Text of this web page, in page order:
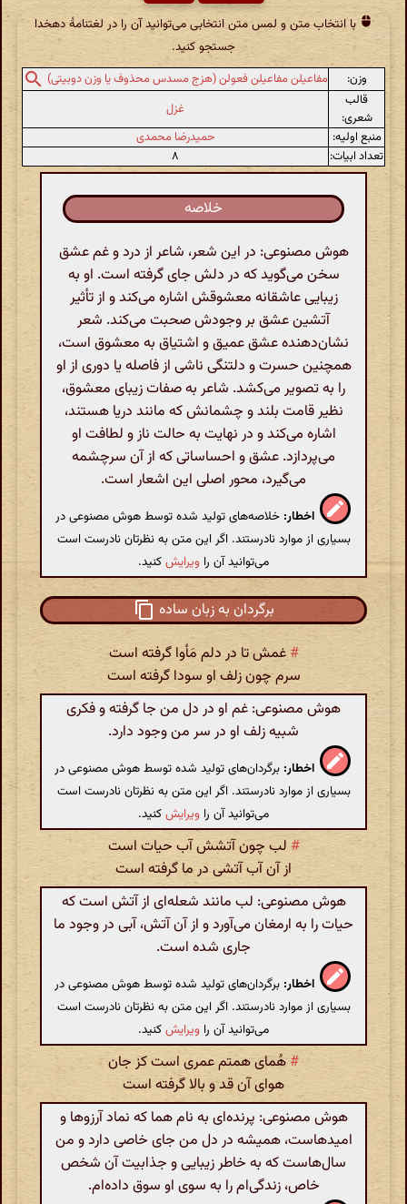
با انتخاب متن و لمس متن انتخابی می‌توانید آن را در لغتنامهٔ دهخدا
جستجو کنید.
وزن:
مفاعیلن مفاعیلن فعولن (هزج مسدس محذوف یا وزن دوبیتی)
قالب
شعری:
غزل
منبع اولیه:
حمیدرضا محمدی
تعداد ابیات:
۸
خلاصه
هوش مصنوعی: در این شعر، شاعر از درد و غم عشق
سخن می‌گوید که در دلش جای گرفته است. او به
زیبایی عاشقانه معشوقش اشاره می‌کند و از تأثیر
آتشین عشق بر وجودش صحبت می‌کند. شعر
نشان‌دهنده عشق عمیق و اشتیاق به معشوق است،
همچنین حسرت و دلتنگی ناشی از فاصله یا دوری از او
را به تصویر می‌کشد. شاعر به صفات زیبای معشوق،
نظیر قامت بلند و چشمانش که مانند دریا هستند،
اشاره می‌کند و در نهایت به حالت ناز و لطافت او
می‌پردازد. عشق و احساساتی که از آن سرچشمه
می‌گیرد، محور اصلی این اشعار است.
اخطار: خلاصه‌های تولید شده توسط هوش مصنوعی در
بسیاری از موارد نادرستند. اگر این متن به نظرتان نادرست است
می‌توانید آن را ویرایشکنید.
برگردان به زبان ساده
# غمش تا در دلم مَأوا گرفته است
سرم چون زلف او سودا گرفته است
هوش مصنوعی: غم او در دل من جا گرفته و فکری
شبیه زلف او در سر من وجود دارد.
اخطار: برگردان‌های تولید شده توسط هوش مصنوعی در
بسیاری از موارد نادرستند. اگر این متن به نظرتان نادرست است
می‌توانید آن را ویرایشکنید.
# لب چون آتشش آب حیات است
از آن آب آتشی در ما گرفته است
هوش مصنوعی: لب مانند شعله‌ای از آتش است که
حیات را به ارمغان می‌آورد و از آن آتش، آبی در وجود ما
جاری شده است.
اخطار: برگردان‌های تولید شده توسط هوش مصنوعی در
بسیاری از موارد نادرستند. اگر این متن به نظرتان نادرست است
می‌توانید آن را ویرایشکنید.
#هُمای همتم عمری است کز جان
هوای آن قد و بالا گرفته است
هوش مصنوعی: پرنده‌ای به نام هما که نماد آرزوها و
امیدهاست، همیشه در دل من جای خاصی دارد و من
سال‌هاست که به خاطر زیبایی و جذابیت آن شخص
خاص، زندگی‌ام را به سوی او سوق داده‌ام.